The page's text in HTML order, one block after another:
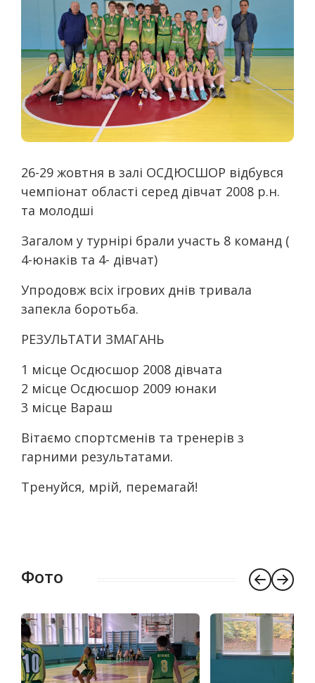
26-29 жовтня в залі ОСДЮСШОР відбувся
чемпіонат області серед дівчат 2008 р.н.
та молодші
Загалом у турнірі брали участь 8 команд (
4-юнаків та 4- дівчат)
Упродовж всіх ігрових днів тривала
запекла боротьба.
РЕЗУЛЬТАТИ ЗМАГАНЬ
1 місце Осдюсшор 2008 дівчата
2 місце Осдюсшор 2009 юнаки
3 місце Вараш
Вітаємо спортсменів та тренерів з
гарними результатами.
Тренуйся, мрій, перемагай!
Фото